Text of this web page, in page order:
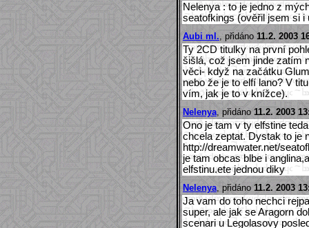
Nelenya : to je jedno z
seatofkings (ověřil jsem si i
Aubi ml. , přidáno 11.2. 2003
Ty 2CD titulky na první
šišlá, což jsem jinde zatím
věci- když na začátku
nebo že je to elfí lano? V
vím, jak je to v knížce).
Nelenya , přidáno 11.2. 2003
Ono je tam v ty elfstine
chcela zeptat. Dystak to je
http://dreamwater.net/
je tam obcas blbe i
elfstinu.ete jednou diky
Nelenya , přidáno 11.2. 2003
Ja vam do toho nechci
super, ale jak se Aragorn
scenari u Legolasovy